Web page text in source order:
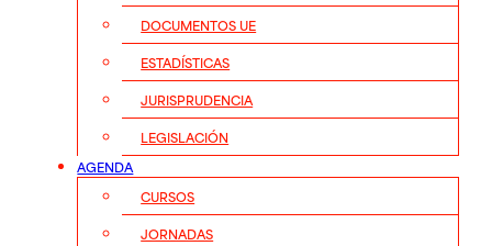
DOCUMENTOS UE
ESTADÍSTICAS
JURISPRUDENCIA
LEGISLACIÓN
AGENDA
CURSOS
JORNADAS